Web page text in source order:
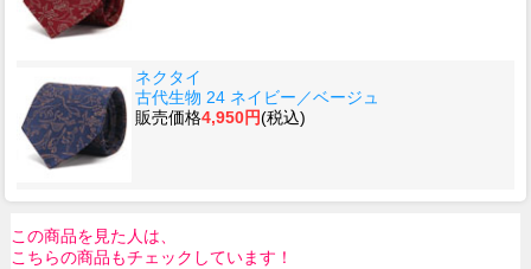
ネクタイ
古代生物 24 ネイビー／ベージュ
販売価格4,950円(税込)
この商品を見た人は、
こちらの商品もチェックしています！